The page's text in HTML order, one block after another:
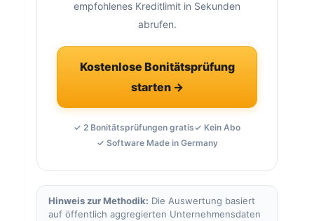
empfohlenes Kreditlimit in Sekunden
abrufen.
Kostenlose Bonitätsprüfung
starten →
✓ 2 Bonitätsprüfungen gratis✓ Kein Abo
✓ Software Made in Germany
Hinweis zur Methodik: Die Auswertung basiert
auf öffentlich aggregierten Unternehmensdaten